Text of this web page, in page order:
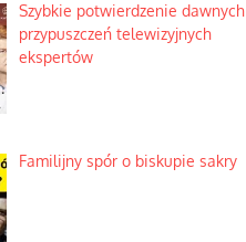
Szybkie potwierdzenie dawnych
przypuszczeń telewizyjnych
ekspertów
Familijny spór o biskupie sakry